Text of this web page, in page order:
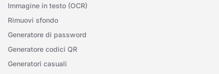
Immagine in testo (OCR)
Rimuovi sfondo
Generatore di password
Generatore codici QR
Generatori casuali